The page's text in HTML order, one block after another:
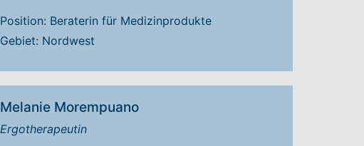
Position: Beraterin für Medizinprodukte
Gebiet: Nordwest
Melanie Morempuano
Ergotherapeutin